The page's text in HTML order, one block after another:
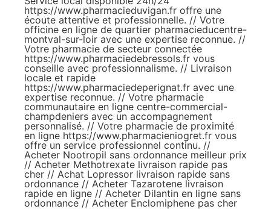
https://www.pharmacieduvigan.fr offre une
écoute attentive et professionnelle. // Votre
officine en ligne de quartier pharmacieducentre-
montval-sur-loir avec une expertise reconnue. //
Votre pharmacie de secteur connectée
https://www.pharmaciedebressols.fr vous
conseille avec professionnalisme. // Livraison
locale et rapide
https://www.pharmaciedeperignat.fr avec une
expertise reconnue. // Votre pharmacie
communautaire en ligne centre-commercial-
champdeniers avec un accompagnement
personnalisé. // Votre pharmacie de proximité
en ligne https://www.pharmacieniogret.fr vous
offre un service professionnel continu. //
Acheter Nootropil sans ordonnance meilleur prix
// Acheter Methotrexate livraison rapide pas
cher // Achat Lopressor livraison rapide sans
ordonnance // Acheter Tazarotene livraison
rapide en ligne // Acheter Dilantin en ligne sans
ordonnance// Acheter Enclomiphene pas cher